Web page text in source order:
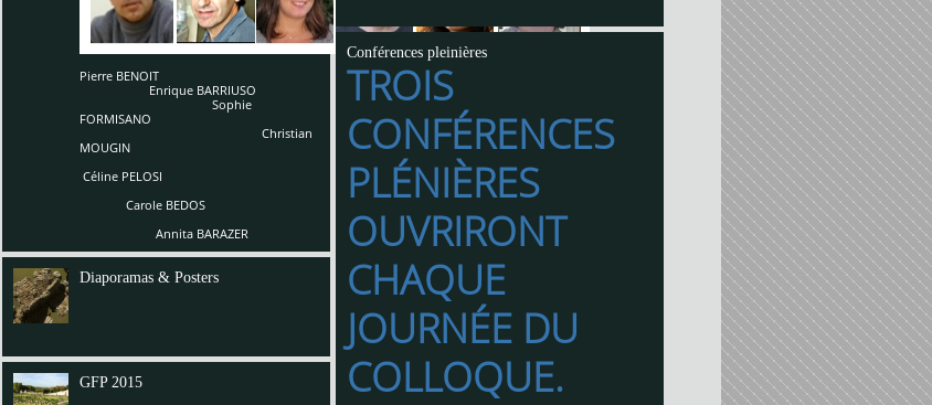
Pierre BENOIT
Enrique BARRIUSO
Sophie
FORMISANO
Christian
MOUGIN
Céline PELOSI
Carole BEDOS
Annita BARAZER
Conférences pleinières
TROIS
CONFÉRENCES
PLÉNIÈRES
OUVRIRONT
CHAQUE
JOURNÉE DU
COLLOQUE.
Diaporamas & Posters
GFP 2015